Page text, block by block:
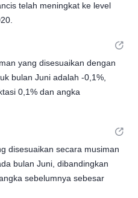
telah meningkat ke level
yang disesuaikan dengan
bulan Juni adalah -0,1%,
0,1% dan angka
disesuaikan secara musiman
bulan Juni, dibandingkan
sebelumnya sebesar